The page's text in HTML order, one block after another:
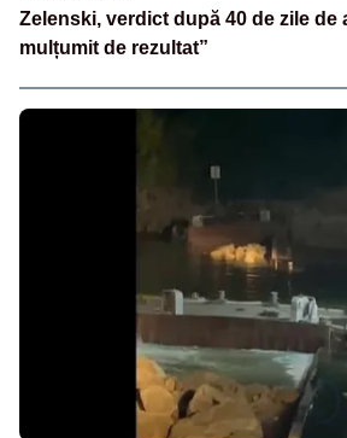
Zelenski, verdict după 40 de zile de
mulțumit de rezultat”